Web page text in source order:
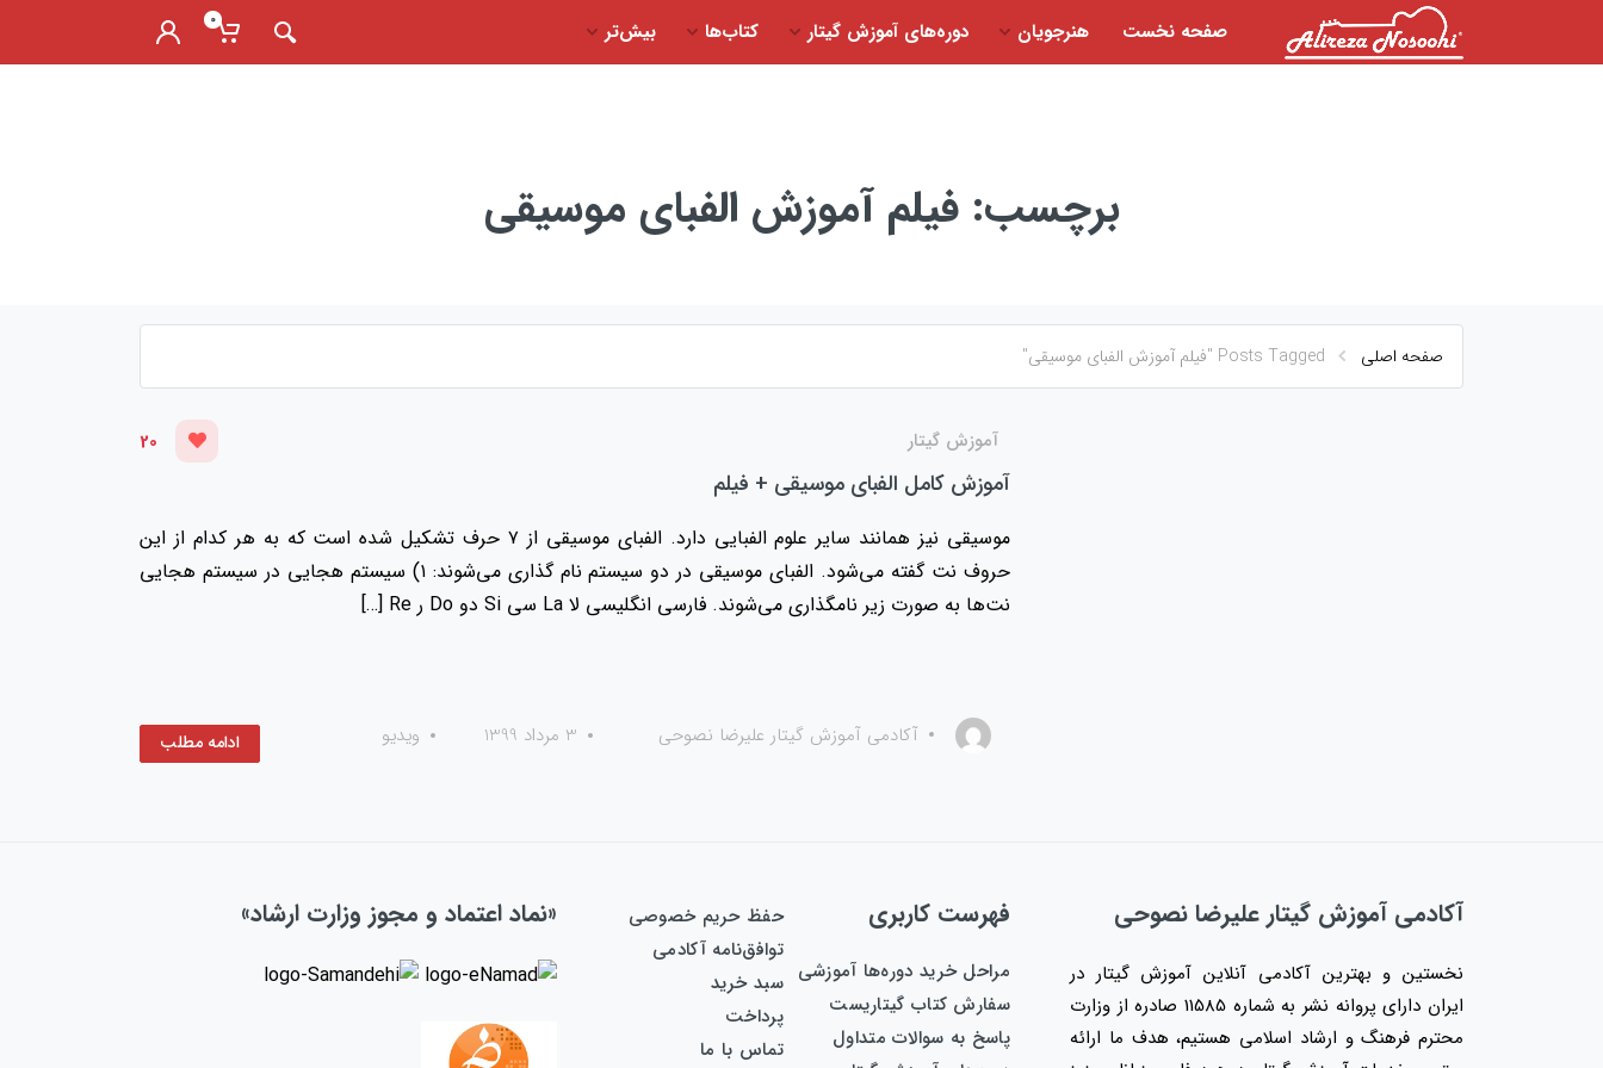
محتوا
صفحه نخست هنرجویان دوره‌های آموزش گیتار کتاب‌ها بیش‌تر 0
برچسب:فیلم آموزش الفبای موسیقی
صفحه اصلی Posts Tagged "فیلم آموزش الفبای موسیقی"
آموزش گیتار 20
آموزش کامل الفبای موسیقی + فیلم
موسیقی نیز همانند سایر علوم الفبایی دارد. الفبای موسیقی از ۷ حرف تشکیل شده است که به هر کدام از این
حروف نت گفته می‌شود. الفبای موسیقی در دو سیستم نام گذاری می‌شوند: ۱) سیستم هجایی در سیستم هجایی
نت‌ها به صورت زیر نامگذاری می‌شوند. فارسی انگلیسی لا La سی Si دو Do ر Re […]
آکادمی آموزش گیتار علیرضا نصوحی 3 مرداد 1399 ویدیو ادامه مطلب
آکادمی آموزش گیتار علیرضا نصوحی
نخستین و بهترین آکادمی آنلاین آموزش گیتار در
ایران دارای پروانه نشر به شماره 11585 صادره از وزارت
محترم فرهنگ و ارشاد اسلامی هستیم، هدف ما ارائه
فهرست کاربری
مراحل خرید دوره‌ها آموزشی
سفارش کتاب گیتاریست
پاسخ به سوالات متداول
حفظ حریم خصوصی
توافق‌نامه آکادمی
سبد خرید
پرداخت
تماس با ما
«نماد اعتماد و مجوز وزارت ارشاد»